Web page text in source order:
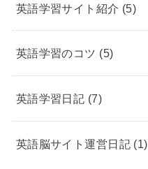
英語学習サイト紹介 (5)
英語学習のコツ (5)
英語学習日記 (7)
英語脳サイト運営日記 (1)